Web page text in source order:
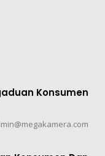
Konsumen